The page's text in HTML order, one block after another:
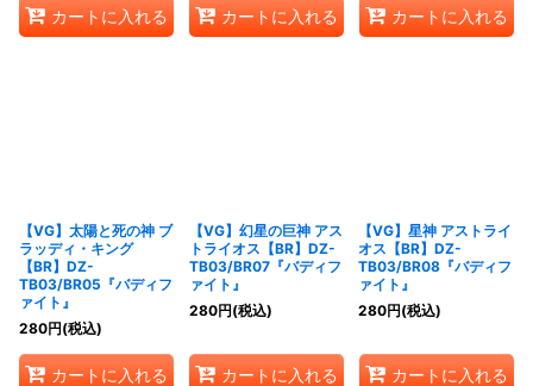
カートに入れる カートに入れる カートに入れる
【VG】太陽と死の神 ブ
ラッディ・キング
【BR】DZ-
TB03/BR05『バディフ
ァイト』
280円(税込)
カートに入れる
【VG】幻星の巨神 アス
トライオス【BR】DZ-
TB03/BR07『バディフ
ァイト』
280円(税込)
カートに入れる
【VG】星神 アストライ
オス【BR】DZ-
TB03/BR08『バディフ
ァイト』
280円(税込)
カートに入れる